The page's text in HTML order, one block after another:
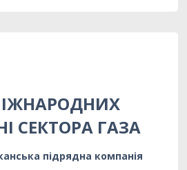
СЕКТОРА ГАЗА
підрядна компанія